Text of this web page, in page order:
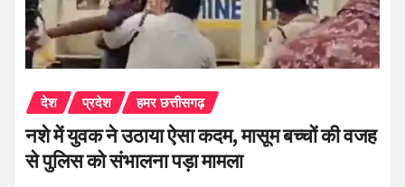
देश प्रदेश हमर छत्तीसगढ़
नशे में युवक ने उठाया ऐसा कदम, मासूम बच्चों की वजह
से पुलिस को संभालना पड़ा मामला